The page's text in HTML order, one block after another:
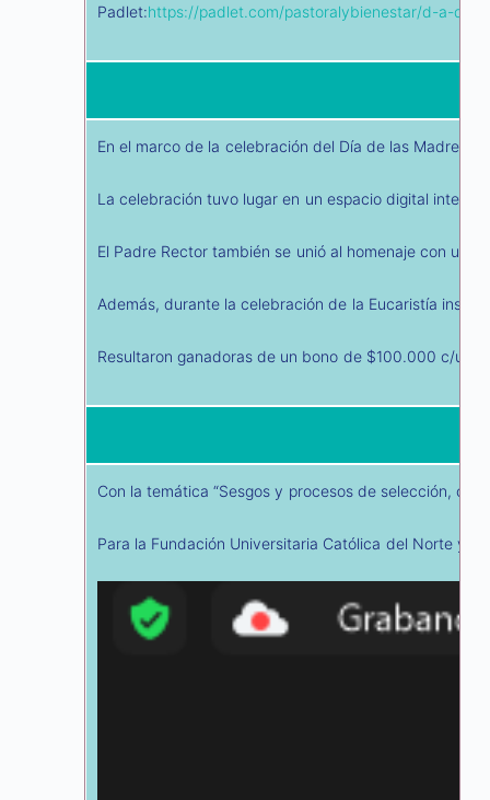
Padlet:https://padlet.com/pastoralybienestar/d-a-
En el marco de la celebración del Día de las Madres,
La celebración tuvo lugar en un espacio digital
El Padre Rector también se unió al homenaje con un
Además, durante la celebración de la Eucaristía
Resultaron ganadoras de un bono de $100.000 c/u
Con la temática “Sesgos y procesos de selección,
Para la Fundación Universitaria Católica del Norte y